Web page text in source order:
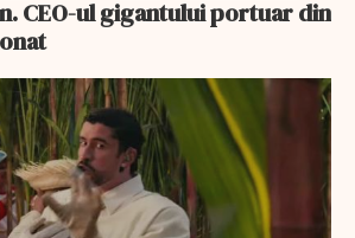
CEO-ul gigantului portuar din